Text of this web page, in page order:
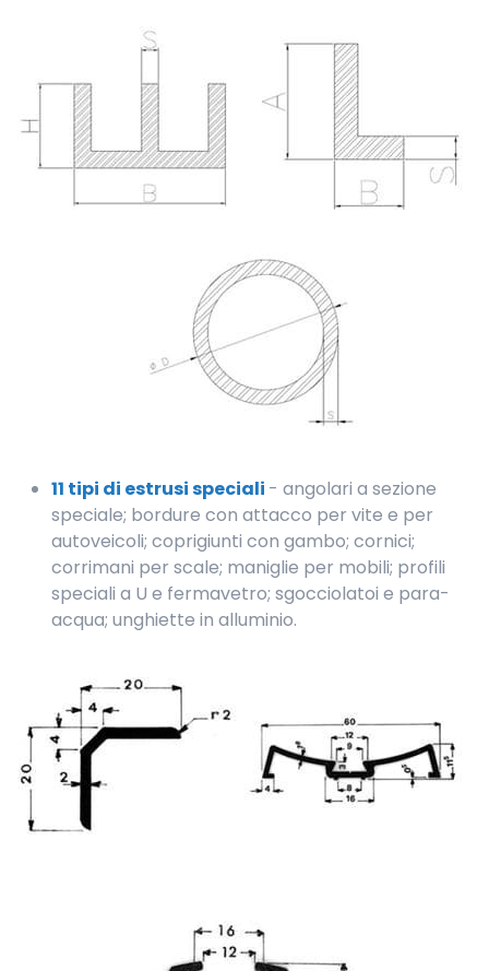
11 tipi di estrusi speciali - angolari a sezione
speciale; bordure con attacco per vite e per
autoveicoli; coprigiunti con gambo; cornici;
corrimani per scale; maniglie per mobili; profili
speciali a U e fermavetro; sgocciolatoi e para-
acqua; unghiette in alluminio.